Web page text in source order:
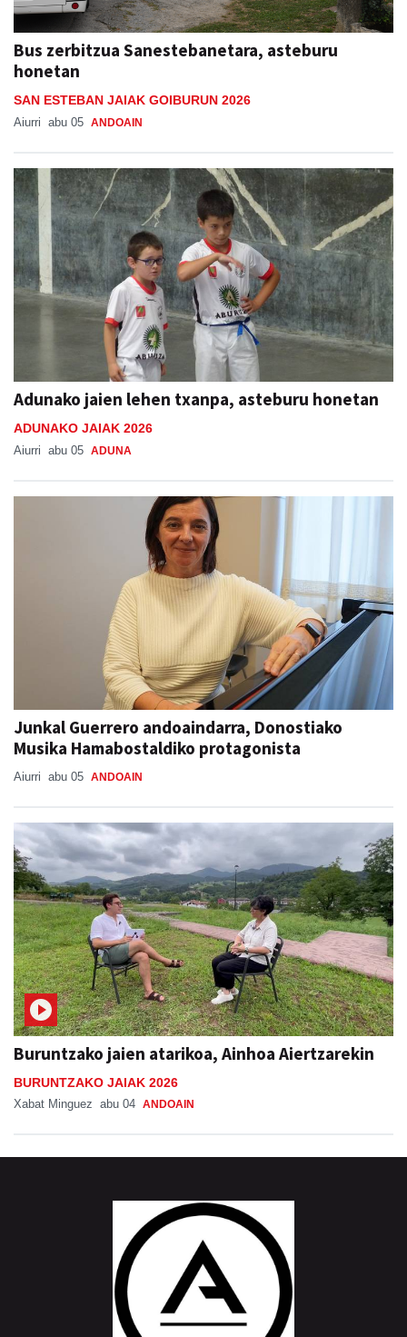
Bus zerbitzua Sanestebanetara, asteburu
honetan
SAN ESTEBAN JAIAK GOIBURUN 2026
Aiurri abu 05 ANDOAIN
Adunako jaien lehen txanpa, asteburu honetan
ADUNAKO JAIAK 2026
Aiurri abu 05 ADUNA
Junkal Guerrero andoaindarra, Donostiako
Musika Hamabostaldiko protagonista
Aiurri abu 05 ANDOAIN
Buruntzako jaien atarikoa, Ainhoa Aiertzarekin
BURUNTZAKO JAIAK 2026
Xabat Minguez abu 04 ANDOAIN